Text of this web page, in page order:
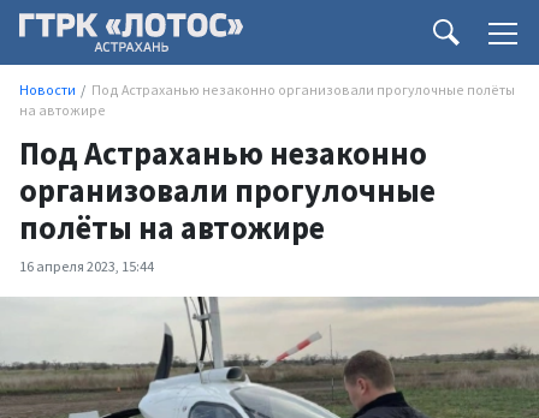
Новости
Под Астраханью незаконно организовали прогулочные полёты
на автожире
Под Астраханью незаконно
организовали прогулочные
полёты на автожире
16 апреля 2023, 15:44